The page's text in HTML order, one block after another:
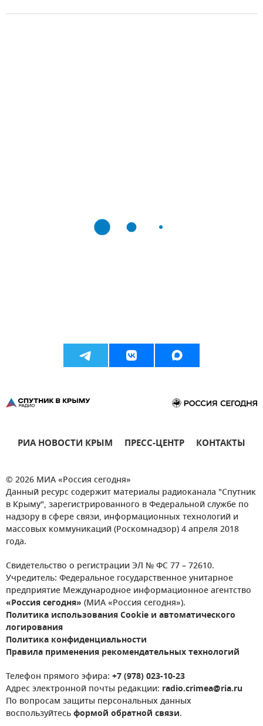
РИА НОВОСТИ КРЫМ ПРЕСС-ЦЕНТР КОНТАКТЫ
© 2026 МИА «Россия сегодня»
Данный ресурс содержит материалы радиоканала "Спутник
в Крыму", зарегистрированного в Федеральной службе по
надзору в сфере связи, информационных технологий и
массовых коммуникаций (Роскомнадзор) 4 апреля 2018
года.
Свидетельство о регистрации ЭЛ № ФС 77 – 72610.
Учредитель: Федеральное государственное унитарное
предприятие Международное информационное агентство
«Россия сегодня» (МИА «Россия сегодня»).
Политика использования Cookie и автоматического
логирования
Политика конфиденциальности
Правила применения рекомендательных технологий
Телефон прямого эфира: +7 (978) 023-10-23
Адрес электронной почты редакции: radio.crimea@ria.ru
По вопросам защиты персональных данных
воспользуйтесьформой обратной связи.